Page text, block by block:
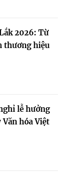
2026: Từ
thương hiệu
lễ hưởng
hóa Việt